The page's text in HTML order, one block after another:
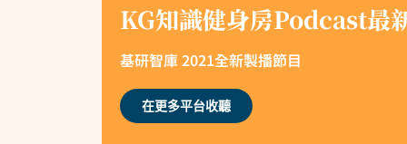
KG知識健身房Podcast最
基研智庫 2021全新製播節目
在更多平台收聽